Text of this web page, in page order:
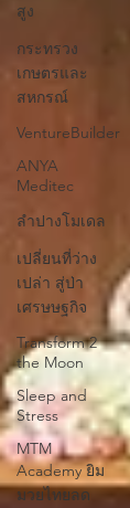
สูง
กระทรวง
เกษตรและ
สหกรณ์
VentureBuilder
ANYA
Meditec
ลำปางโมเดล
เปลี่ยนที่ว่าง
เปล่า สู่ป่า
เศรษษฐกิจ
Transform 2
the Moon
Sleep and
Stress
MTM
Academy ยิม
มวยไทยลด